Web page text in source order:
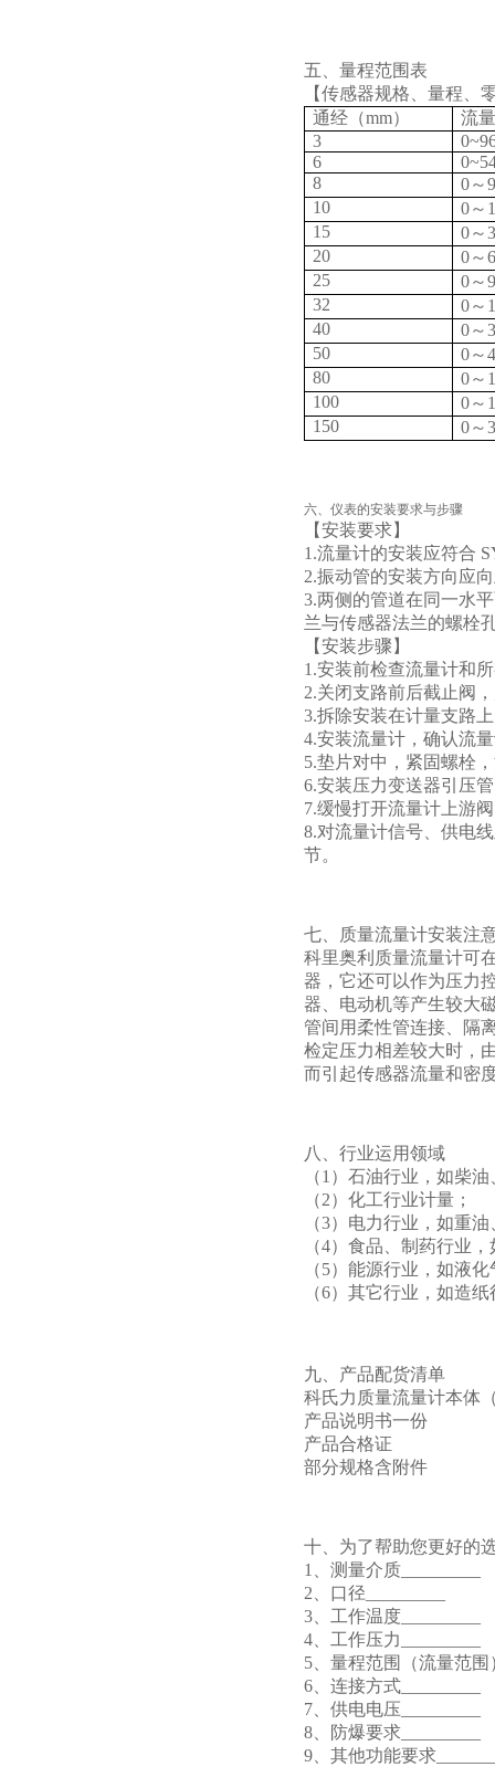
五、量程范围表
【传感器规格、量程、
通经（mm）
流
3
6
8
0～
10
0～
15
0～
20
0～
25
0～
32
0～
40
0～
50
0～
80
0～
100
0～
150
0～
六、仪表的安装要求与步骤
【安装要求】
1.流量计的安装应符合
2.振动管的安装方向应
3.两侧的管道在同一水
兰与传感器法兰的螺栓
【安装步骤】
1.安装前检查流量计和
2.关闭支路前后截止阀
3.拆除安装在计量支路
4.安装流量计，确认流
5.垫片对中，紧固螺栓
6.安装压力变送器引压
7.缓慢打开流量计上游
8.对流量计信号、供电
节。
七、质量流量计安装注
科里奥利质量流量计可
器，它还可以作为压力
器、电动机等产生较大
管间用柔性管连接、隔
检定压力相差较大时，
而引起传感器流量和密
八、行业运用领域
（1）石油行业，如柴
（2）化工行业计量；
（3）电力行业，如重
（4）食品、制药行业
（5）能源行业，如液
（6）其它行业，如造
九、产品配货清单
科氏力质量流量计本体
产品说明书一份
产品合格证
部分规格含附件
十、为了帮助您更好的
1、测量介质_________
2、口径_________
3、工作温度_________
4、工作压力_________
5、量程范围（流量范围
6、连接方式_________
7、供电电压_________
8、防爆要求_________
9、其他功能要求